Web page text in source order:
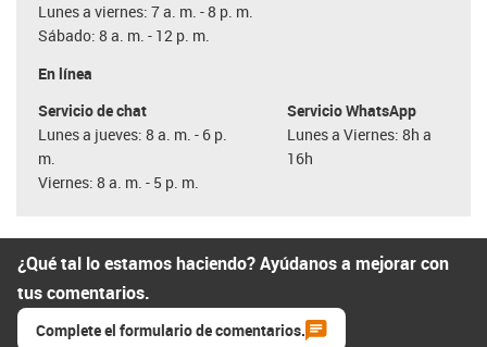
Lunes a viernes: 7 a. m. - 8 p. m.
Sábado: 8 a. m. - 12 p. m.
En línea
Servicio de chat
Lunes a jueves: 8 a. m. - 6 p.
m.
Viernes: 8 a. m. - 5 p. m.
Servicio WhatsApp
Lunes a Viernes: 8h a
16h
¿Qué tal lo estamos haciendo? Ayúdanos a mejorar con
tus comentarios.
Complete el formulario de comentarios.